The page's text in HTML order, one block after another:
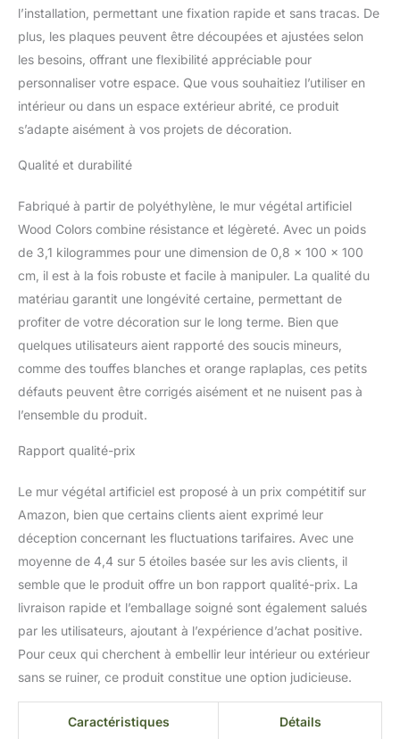
140 km/h une fois agrafé.
Pourquoi choisir notre mur
végétal artificiel extérieur «
Wood Colors » ? Rendu ultra-
réaliste : textures 3D,
couleurs profondes. Anti-UV
5 ans : tenue des couleurs
garantie même en plein soleil.
clipsables pour un design
sur-mesure. Entretien zéro :
pas d’arrosage ni de taille.
Écoresponsable : économie
d’eau & zéro pesticide. Mur
végétal artificiel extérieur :
usages & idées déco Installez
Wood Colors en brise-vue
végétal sur une clôture, une
palissade ou autour d’un
pool-house pour occulter les
relooker un balcon urbain ou
créer un fond végétal autour
d’une piscine. Un atout
décoratif à l’intérieur
également En intérieur, Wood
Colors devient un tableau
végétal ou un cache-clim
esthétique. Il s’adapte aux
salons contemporains, halls
pour une ambiance jungle
chic sans entretien. En
intérieur, il peut être
l’installation, permettant une fixation rapide et sans tracas. De
plus, les plaques peuvent être découpées et ajustées selon
les besoins, offrant une flexibilité appréciable pour
personnaliser votre espace. Que vous souhaitiez l’utiliser en
intérieur ou dans un espace extérieur abrité, ce produit
s’adapte aisément à vos projets de décoration.
Qualité et durabilité
Fabriqué à partir de polyéthylène, le mur végétal artificiel
Wood Colors combine résistance et légèreté. Avec un poids
de 3,1 kilogrammes pour une dimension de 0,8 x 100 x 100
cm, il est à la fois robuste et facile à manipuler. La qualité du
matériau garantit une longévité certaine, permettant de
profiter de votre décoration sur le long terme. Bien que
quelques utilisateurs aient rapporté des soucis mineurs,
comme des touffes blanches et orange raplaplas, ces petits
défauts peuvent être corrigés aisément et ne nuisent pas à
l’ensemble du produit.
Rapport qualité-prix
Le mur végétal artificiel est proposé à un prix compétitif sur
Amazon, bien que certains clients aient exprimé leur
déception concernant les fluctuations tarifaires. Avec une
moyenne de 4,4 sur 5 étoiles basée sur les avis clients, il
semble que le produit offre un bon rapport qualité-prix. La
livraison rapide et l’emballage soigné sont également salués
par les utilisateurs, ajoutant à l’expérience d’achat positive.
Pour ceux qui cherchent à embellir leur intérieur ou extérieur
sans se ruiner, ce produit constitue une option judicieuse.
Caractéristiques Détails